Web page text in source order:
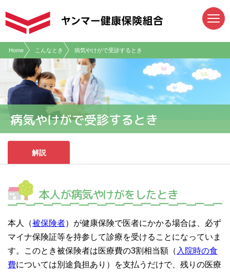
Home こんなとき 病気やけがで受診するとき
病気やけがで受診するとき
解説
本人が病気やけがをしたとき
本人（被保険者）が健康保険で医者にかかる場合は、必ず
マイナ保険証等を持参して診療を受けることになっていま
す。このとき被保険者は医療費の3割相当額（ 入院時の食
費については別途負担あり）を支払うだけで、残りの医療